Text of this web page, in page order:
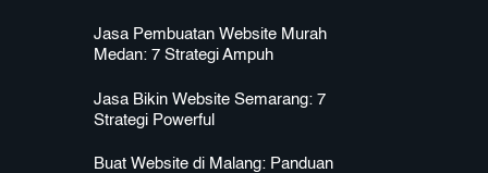
Jasa Pembuatan Website Murah
Medan: 7 Strategi Ampuh
Jasa Bikin Website Semarang: 7
Strategi Powerful
Buat Website di Malang: Panduan